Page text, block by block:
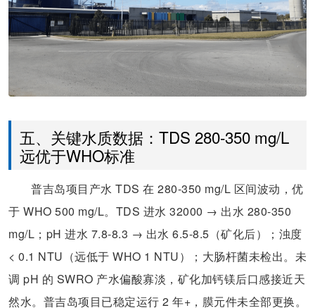
五、关键水质数据：TDS 280-350 mg/L
远优于WHO标准
普吉岛项目产水 TDS 在 280-350 mg/L 区间波动，优
于 WHO 500 mg/L。TDS 进水 32000 → 出水 280-350
mg/L；pH 进水 7.8-8.3 → 出水 6.5-8.5（矿化后）；浊度
< 0.1 NTU（远低于 WHO 1 NTU）；大肠杆菌未检出。未
调 pH 的 SWRO 产水偏酸寡淡，矿化加钙镁后口感接近天
然水。普吉岛项目已稳定运行 2 年+，膜元件未全部更换。